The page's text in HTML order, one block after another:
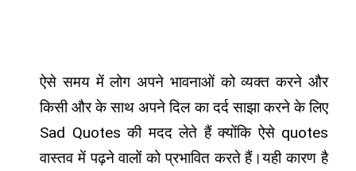
ऐसे समय में लोग अपने भावनाओं को व्यक्त करने और
किसी और के साथ अपने दिल का दर्द साझा करने के लिए
Sad Quotes की मदद लेते हैं क्योंकि ऐसे quotes
वास्तव में पढ़ने वालों को प्रभावित करते हैं।यही कारण है